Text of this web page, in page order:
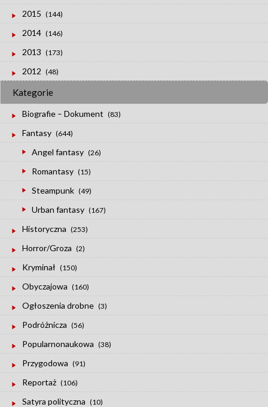
2015 (144)
2014 (146)
2013 (173)
2012 (48)
Kategorie
Biografie – Dokument (83)
Fantasy (644)
Angel fantasy (26)
Romantasy (15)
Steampunk (49)
Urban fantasy (167)
Historyczna (253)
Horror/Groza (2)
Kryminał (150)
Obyczajowa (160)
Ogłoszenia drobne (3)
Podróżnicza (56)
Popularnonaukowa (38)
Przygodowa (91)
Reportaż (106)
Satyra polityczna (10)